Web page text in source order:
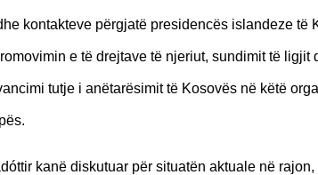
kontakteve përgjatë presidencës islandeze të
e të drejtave të njeriut, sundimit të ligjit
tutje i anëtarësimit të Kosovës në këtë
kanë diskutuar për situatën aktuale në